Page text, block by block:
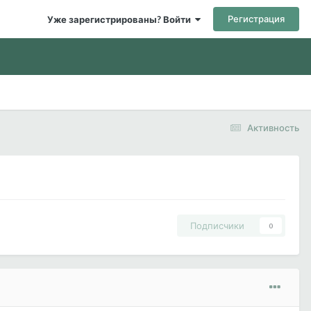
Уже зарегистрированы? Войти Регистрация
Активность
Подписчики 0